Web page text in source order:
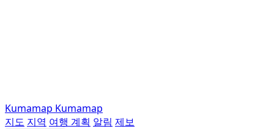
Kumamap Kumamap
지도 지역 여행 계획 알림 제보